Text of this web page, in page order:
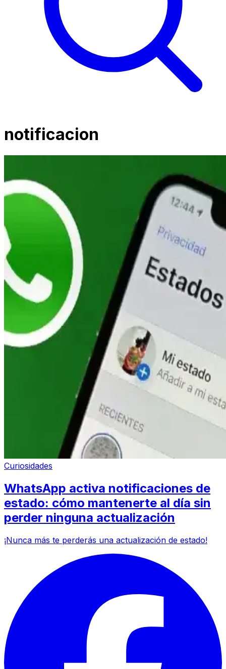
notificacion
Curiosidades
WhatsApp activa notificaciones de
estado: cómo mantenerte al día sin
perder ninguna actualización
¡Nunca más te perderás una actualización de estado!